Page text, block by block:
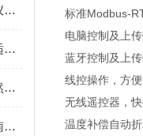
一文读懂微机继电保护测试仪的回路原理
电缆探伤机详细使用步骤及适配技巧
冲击电压发生器质量不同自然价格有很大差异
电力电缆故障测试仪选购指南与性能解析
标准Modbus-
电脑控制及上
蓝牙控制及上
线控操作，方
无线遥控器，
温度补偿自动